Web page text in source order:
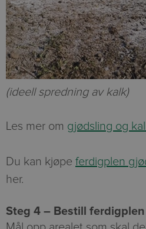
(ideell spredning av kalk)
Les mer om gjødsling og
Du kan kjøpe ferdigplen
her.
Steg 4 – Bestill ferdigplen